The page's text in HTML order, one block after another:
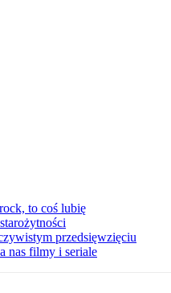
to coś lubię
przedsięwzięciu
nas filmy i seriale